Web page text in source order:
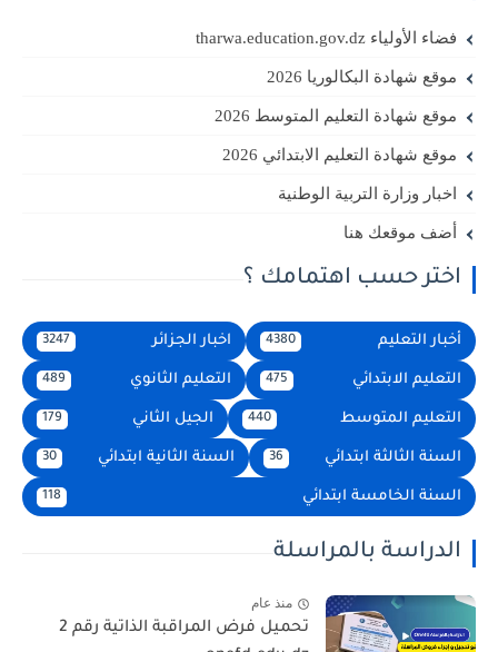
فضاء الأولياء tharwa.education.gov.dz
موقع شهادة البكالوريا 2026
موقع شهادة التعليم المتوسط 2026
موقع شهادة التعليم الابتدائي 2026
اخبار وزارة التربية الوطنية
أضف موقعك هنا
اختر حسب اهتمامك ؟
أخبار التعليم 4380 اخبار الجزائر 3247
التعليم الابتدائي 475 التعليم الثانوي 489
التعليم المتوسط 440 الجيل الثاني 179
السنة الثالثة ابتدائي السنة الثانية ابتدائي
السنة الخامسة ابتدائي 118
الدراسة بالمراسلة
منذ عام
تحميل فرض المراقبة الذاتية رقم 2